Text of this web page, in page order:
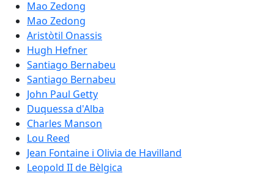
Mao Zedong
Mao Zedong
Aristòtil Onassis
Hugh Hefner
Santiago Bernabeu
Santiago Bernabeu
John Paul Getty
Duquessa d'Alba
Charles Manson
Lou Reed
Jean Fontaine i Olivia de Havilland
Leopold II de Bèlgica